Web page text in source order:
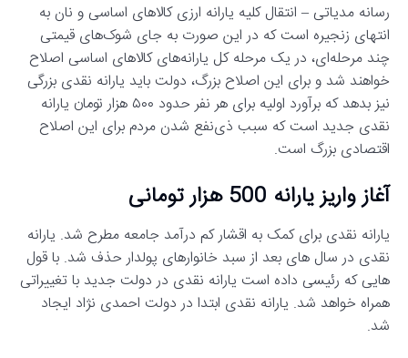
رسانه مدیاتی – انتقال کلیه یارانه ارزی کالاهای اساسی و نان به
انتهای زنجیره است که در این صورت به جای شوک‌های قیمتی
چند مرحله‌ای، در یک مرحله کل یارانه‌های کالاهای اساسی اصلاح
خواهند شد و برای این اصلاح بزرگ، دولت باید یارانه نقدی بزرگی
نیز بدهد که برآورد اولیه برای هر نفر حدود ۵۰۰ هزار تومان یارانه
نقدی جدید است که سبب ذی‌نفع شدن مردم برای این اصلاح
اقتصادی بزرگ است.
آغاز واریز یارانه 500 هزار تومانی
یارانه نقدی برای کمک به اقشار کم درآمد جامعه مطرح شد. یارانه
نقدی در سال های بعد از سبد خانوارهای پولدار حذف شد. با قول
هایی که رئیسی داده است یارانه نقدی در دولت جدید با تغییراتی
همراه خواهد شد. یارانه نقدی ابتدا در دولت احمدی نژاد ایجاد
شد.